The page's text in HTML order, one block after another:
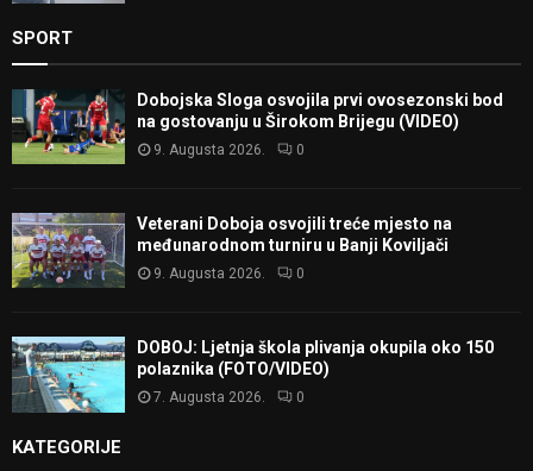
SPORT
Dobojska Sloga osvojila prvi ovosezonski bod
na gostovanju u Širokom Brijegu (VIDEO)
9. Augusta 2026. 0
Veterani Doboja osvojili treće mjesto na
međunarodnom turniru u Banji Koviljači
9. Augusta 2026. 0
DOBOJ: Ljetnja škola plivanja okupila oko 150
polaznika (FOTO/VIDEO)
7. Augusta 2026. 0
KATEGORIJE